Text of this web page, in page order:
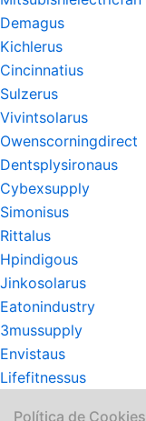
Demagus
Kichlerus
Cincinnatius
Sulzerus
Vivintsolarus
Owenscorningdirect
Dentsplysironaus
Cybexsupply
Simonisus
Rittalus
Hpindigous
Jinkosolarus
Eatonindustry
3mussupply
Envistaus
Lifefitnessus
Política de Cookies